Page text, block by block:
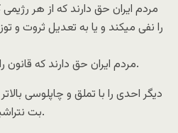
را نفی میکند و یا به تعدیل ثروت و
-مردم ایران حق دارند که قانون را مافوق اراده اشخاص بدانند.
بت نتراشیم تا محتاج بت شکن نشویم.